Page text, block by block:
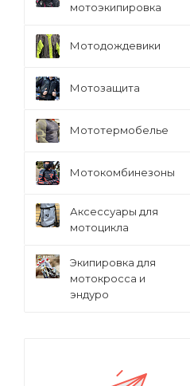
мотоэкипировка
Мотодождевики
Мотозащита
Мототермобелье
Мотокомбинезоны
Аксессуары для
мотоцикла
Экипировка для
мотокросса и
эндуро